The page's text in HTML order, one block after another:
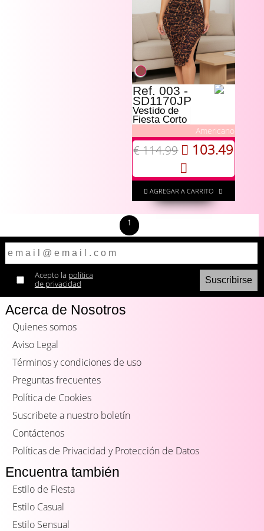
Ref. 003 -
SD1170JP
Vestido de
Fiesta Corto
Americano
€ 114.99 103.49
AGREGAR A CARRITO
1
Acepto la política
de privacidad
Acerca de Nosotros
Quienes somos
Aviso Legal
Términos y condiciones de uso
Preguntas frecuentes
Política de Cookies
Suscribete a nuestro boletín
Contáctenos
Políticas de Privacidad y Protección de Datos
Encuentra también
Estilo de Fiesta
Estilo Casual
Estilo Sensual